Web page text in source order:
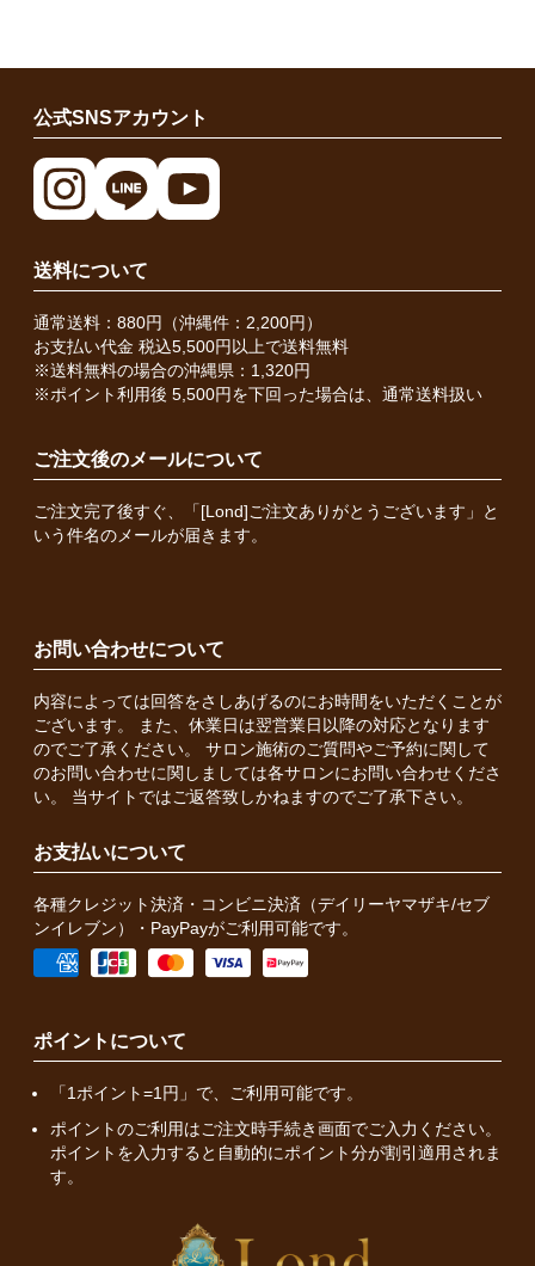
公式SNSアカウント
送料について
通常送料：880円（沖縄件：2,200円）
お支払い代金 税込5,500円以上で送料無料
※送料無料の場合の沖縄県：1,320円
※ポイント利用後 5,500円を下回った場合は、通常送料扱い
ご注文後のメールについて
ご注文完了後すぐ、「[Lond]ご注文ありがとうございます」と
いう件名のメールが届きます。
お問い合わせについて
内容によっては回答をさしあげるのにお時間をいただくことが
ございます。 また、休業日は翌営業日以降の対応となります
のでご了承ください。 サロン施術のご質問やご予約に関して
のお問い合わせに関しましては各サロンにお問い合わせくださ
い。 当サイトではご返答致しかねますのでご了承下さい。
お支払いについて
各種クレジット決済・コンビニ決済（デイリーヤマザキ/セブ
ンイレブン）・PayPayがご利用可能です。
ポイントについて
「1ポイント=1円」で、ご利用可能です。
ポイントのご利用はご注文時手続き画面でご入力ください。
ポイントを入力すると自動的にポイント分が割引適用されま
す。